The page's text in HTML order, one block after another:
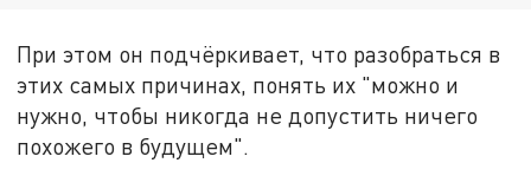
При этом он подчёркивает, что разобраться в
этих самых причинах, понять их "можно и
нужно, чтобы никогда не допустить ничего
похожего в будущем".